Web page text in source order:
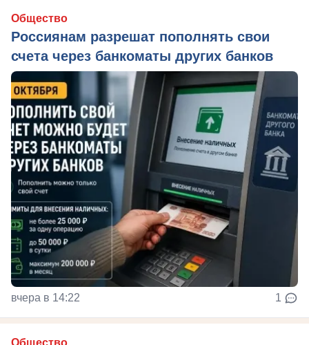
Общество
Россиянам разрешат пополнять свои
счета через банкоматы других банков
вчера в 14:22 1
Общество